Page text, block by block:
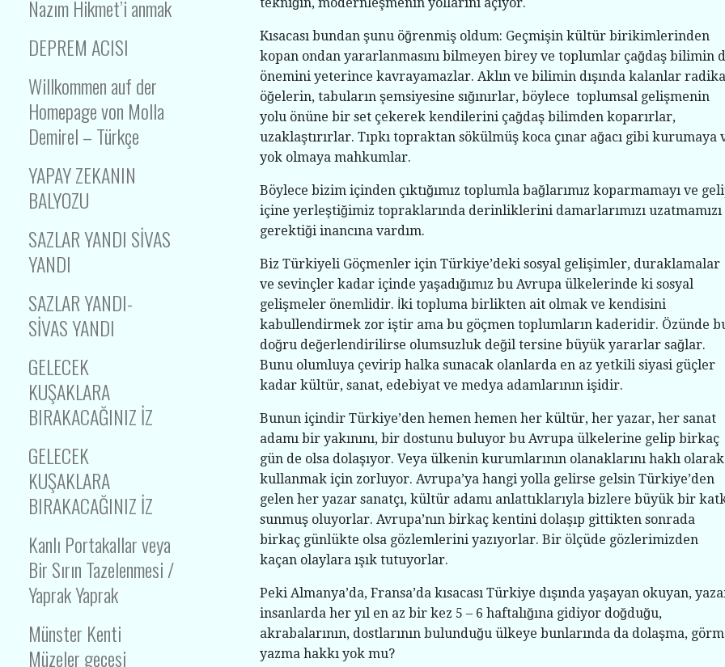
Nazım Hikmet’i anmak
DEPREM ACISI
Willkommen auf der
Homepage von Molla
Demirel – Türkçe
YAPAY ZEKANIN
BALYOZU
SAZLAR YANDI SİVAS
YANDI
SAZLAR YANDI-
SİVAS YANDI
GELECEK
KUŞAKLARA
BIRAKACAĞINIZ İZ
GELECEK
KUŞAKLARA
BIRAKACAĞINIZ İZ
Kanlı Portakallar veya
Bir Sırın Tazelenmesi /
Yaprak Yaprak
Münster Kenti
Müzeler gecesi
Kısacası bundan şunu öğrenmiş oldum: Geçmişin kültür birikimlerinden
kopan ondan yararlanmasını bilmeyen birey ve toplumlar çağdaş bilimin
önemini yeterince kavrayamazlar. Aklın ve bilimin dışında kalanlar
öğelerin, tabuların şemsiyesine sığınırlar, böylece toplumsal gelişmenin
yolu önüne bir set çekerek kendilerini çağdaş bilimden koparırlar,
uzaklaştırırlar. Tıpkı topraktan sökülmüş koca çınar ağacı gibi kurumaya
yok olmaya mahkumlar.
Böylece bizim içinden çıktığımız toplumla bağlarımız koparmamayı ve
içine yerleştiğimiz topraklarında derinliklerini damarlarımızı uzatmamızı
gerektiği inancına vardım.
Biz Türkiyeli Göçmenler için Türkiye’deki sosyal gelişimler, duraklamalar
ve sevinçler kadar içinde yaşadığımız bu Avrupa ülkelerinde ki sosyal
gelişmeler önemlidir. İki topluma birlikten ait olmak ve kendisini
kabullendirmek zor iştir ama bu göçmen toplumların kaderidir. Özünde
doğru değerlendirilirse olumsuzluk değil tersine büyük yararlar sağlar.
Bunu olumluya çevirip halka sunacak olanlarda en az yetkili siyasi güçler
kadar kültür, sanat, edebiyat ve medya adamlarının işidir.
Bunun içindir Türkiye’den hemen hemen her kültür, her yazar, her sanat
adamı bir yakınını, bir dostunu buluyor bu Avrupa ülkelerine gelip birkaç
gün de olsa dolaşıyor. Veya ülkenin kurumlarının olanaklarını haklı olarak
kullanmak için zorluyor. Avrupa’ya hangi yolla gelirse gelsin Türkiye’den
gelen her yazar sanatçı, kültür adamı anlattıklarıyla bizlere büyük bir
sunmuş oluyorlar. Avrupa’nın birkaç kentini dolaşıp gittikten sonrada
birkaç günlükte olsa gözlemlerini yazıyorlar. Bir ölçüde gözlerimizden
kaçan olaylara ışık tutuyorlar.
Peki Almanya’da, Fransa’da kısacası Türkiye dışında yaşayan okuyan,
insanlarda her yıl en az bir kez 5 – 6 haftalığına gidiyor doğduğu,
akrabalarının, dostlarının bulunduğu ülkeye bunlarında da dolaşma,
yazma hakkı yok mu?